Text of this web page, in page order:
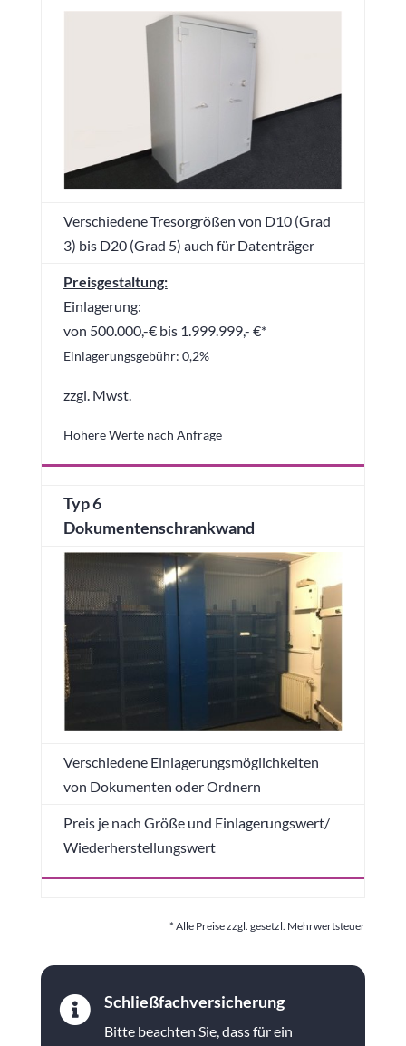
Verschiedene Tresorgrößen von D10 (Grad
3) bis D20 (Grad 5) auch für Datenträger
Preisgestaltung:
Einlagerung:
von 500.000,-€ bis 1.999.999,- €*
Einlagerungsgebühr: 0,2%
zzgl. Mwst.
Höhere Werte nach Anfrage
Typ 6
Dokumentenschrankwand
Verschiedene Einlagerungsmöglichkeiten
von Dokumenten oder Ordnern
Preis je nach Größe und Einlagerungswert/
Wiederherstellungswert
* Alle Preise zzgl. gesetzl. Mehrwertsteuer
 Schließfachversicherung
Bitte beachten Sie, dass für ein